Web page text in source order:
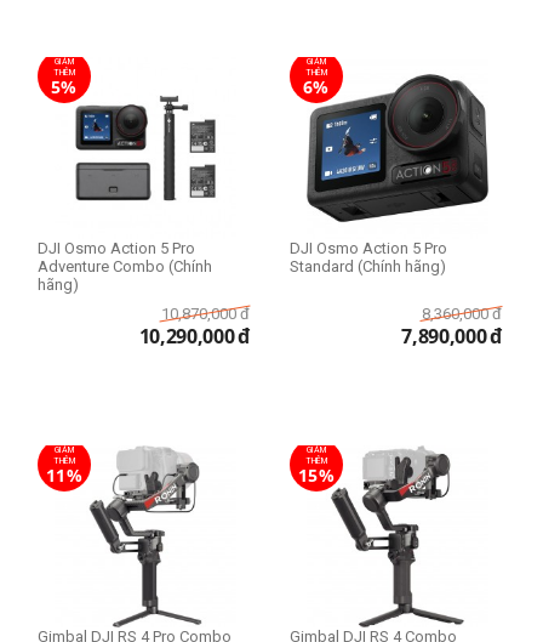
GIẢM
THÊM
5%
DJI Osmo Action 5 Pro
Adventure Combo (Chính
hãng)
10,870,000 đ
10,290,000đ
GIẢM
THÊM
6%
DJI Osmo Action 5 Pro
Standard (Chính hãng)
8,360,000 đ
7,890,000đ
GIẢM
THÊM
11%
Gimbal DJI RS 4 Pro Combo
GIẢM
THÊM
15%
Gimbal DJI RS 4 Combo